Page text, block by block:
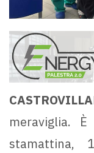
meraviglia.
stamattina,